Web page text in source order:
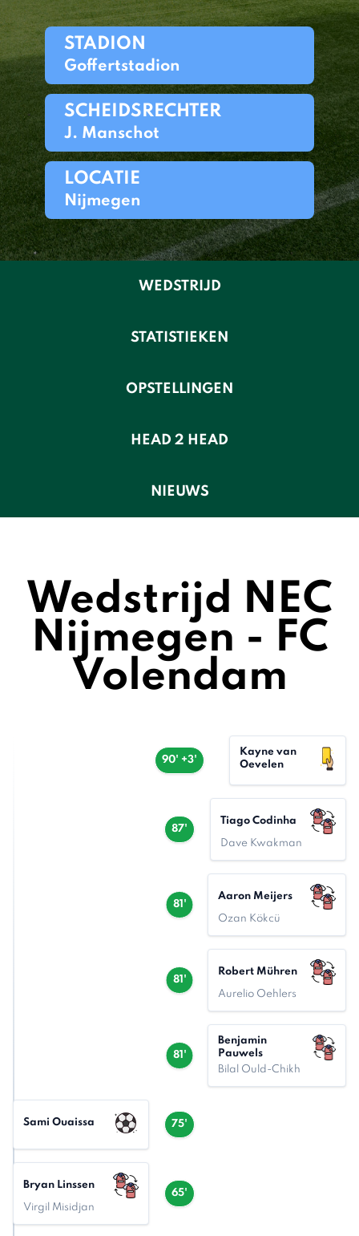
STADION
Goffertstadion
SCHEIDSRECHTER
J. Manschot
LOCATIE
Nijmegen
WEDSTRIJD
STATISTIEKEN
OPSTELLINGEN
HEAD 2 HEAD
NIEUWS
Wedstrijd NEC
Nijmegen - FC
Volendam
90' +3'
Kayne van
Oevelen
87'
Tiago Codinha
Dave Kwakman
81'
Aaron Meijers
Ozan Kökcü
81'
Robert Mühren
Aurelio Oehlers
81'
Benjamin
Pauwels
Bilal Ould-Chikh
75'
Sami Ouaissa
65'
Bryan Linssen
Virgil Misidjan